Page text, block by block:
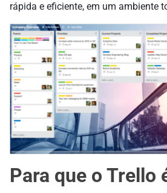
rápida e eficiente, em um ambiente
Para que o Trello